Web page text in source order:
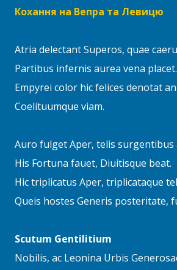
Кохання на Вепра та Левицю
Atria delectant Superos, quae
Partibus infernis aurea vena placet.
Empyrei color hic felices denotat
Coelituumque viam.
Auro fulget Aper, telis surgentibus
His Fortuna fauet, Diuitisque beat.
Hic triplicatus Aper, triplicataque
Queis hostes Generis posteritate,
Scutum Gentilitium
Nobilis, ac Leonina Urbis